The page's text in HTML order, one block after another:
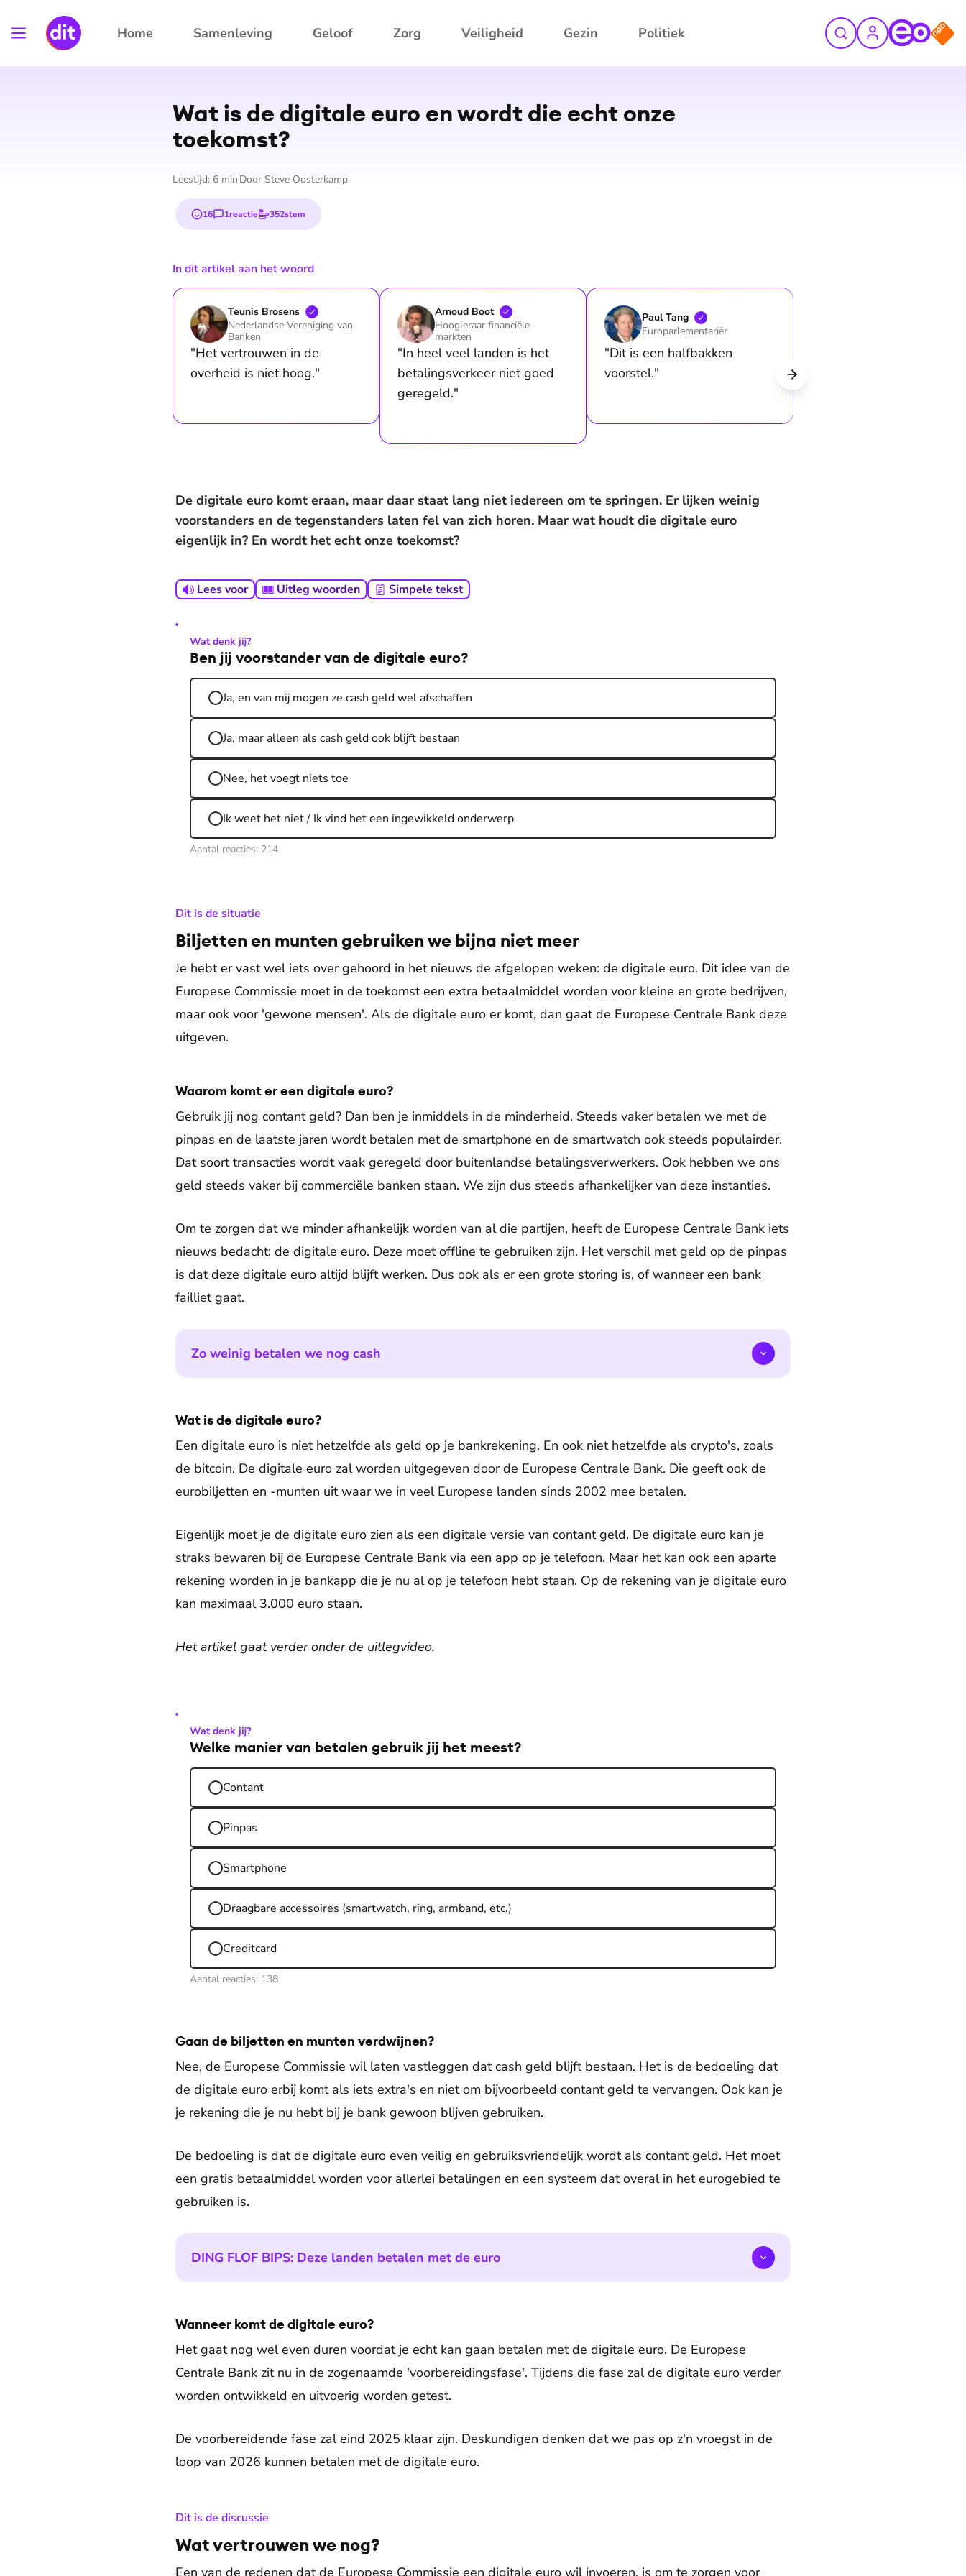
Home Samenleving Geloof Zorg Veiligheid Gezin Politiek
©ANP
Wat is de digitale euro en wordt die echt onze
toekomst?
Leestijd: 6 min Door Steve Oosterkamp
16
emojis1reactie 352stem
In dit artikel aan het woord
Teunis Brosens
Nederlandse Vereniging van
Banken
"Het vertrouwen in de
overheid is niet hoog."
Arnoud Boot
Hoogleraar financiële
markten
"In heel veel landen is het
betalingsverkeer niet goed
geregeld."
Paul Tang
Europarlementariër
"Dit is een halfbakken
voorstel."
De digitale euro komt eraan, maar daar staat lang niet iedereen om te springen. Er lijken weinig
voorstanders en de tegenstanders laten fel van zich horen. Maar wat houdt die digitale euro
eigenlijk in? En wordt het echt onze toekomst?
Lees voor Uitleg woorden Simpele tekst
Wat denk jij?
Ben jij voorstander van de digitale euro?
Ja, en van mij mogen ze cash geld wel afschaffen
Ja, maar alleen als cash geld ook blijft bestaan
Nee, het voegt niets toe
Ik weet het niet / Ik vind het een ingewikkeld onderwerp
Aantal reacties: 214
Dit is de situatie
Biljetten en munten gebruiken we bijna niet meer
Je hebt er vast wel iets over gehoord in het nieuws de afgelopen weken: de digitale euro. Dit idee van de
Europese Commissie moet in de toekomst een extra betaalmiddel worden voor kleine en grote bedrijven,
maar ook voor 'gewone mensen'. Als de digitale euro er komt, dan gaat de Europese Centrale Bank deze
uitgeven.
Waarom komt er een digitale euro?
Gebruik jij nog contant geld? Dan ben je inmiddels in de minderheid. Steeds vaker betalen we met de
pinpas en de laatste jaren wordt betalen met de smartphone en de smartwatch ook steeds populairder.
Dat soort transacties wordt vaak geregeld door buitenlandse betalingsverwerkers. Ook hebben we ons
geld steeds vaker bij commerciële banken staan. We zijn dus steeds afhankelijker van deze instanties.
Om te zorgen dat we minder afhankelijk worden van al die partijen, heeft de Europese Centrale Bank iets
nieuws bedacht: de digitale euro. Deze moet offline te gebruiken zijn. Het verschil met geld op de pinpas
is dat deze digitale euro altijd blijft werken. Dus ook als er een grote storing is, of wanneer een bank
failliet gaat.
Zo weinig betalen we nog cash
Wat is de digitale euro?
Een digitale euro is niet hetzelfde als geld op je bankrekening. En ook niet hetzelfde als crypto's, zoals
de bitcoin. De digitale euro zal worden uitgegeven door de Europese Centrale Bank. Die geeft ook de
eurobiljetten en -munten uit waar we in veel Europese landen sinds 2002 mee betalen.
Eigenlijk moet je de digitale euro zien als een digitale versie van contant geld. De digitale euro kan je
straks bewaren bij de Europese Centrale Bank via een app op je telefoon. Maar het kan ook een aparte
rekening worden in je bankapp die je nu al op je telefoon hebt staan. Op de rekening van je digitale euro
kan maximaal 3.000 euro staan.
Het artikel gaat verder onder de uitlegvideo.
De weergave van deze video vereist jouw toestemming voor
Wat denk jij?
Welke manier van betalen gebruik jij het meest?
Contant
Pinpas
Smartphone
Draagbare accessoires (smartwatch, ring, armband, etc.)
Creditcard
Aantal reacties: 138
Gaan de biljetten en munten verdwijnen?
Nee, de Europese Commissie wil laten vastleggen dat cash geld blijft bestaan. Het is de bedoeling dat
de digitale euro erbij komt als iets extra's en niet om bijvoorbeeld contant geld te vervangen. Ook kan je
je rekening die je nu hebt bij je bank gewoon blijven gebruiken.
De bedoeling is dat de digitale euro even veilig en gebruiksvriendelijk wordt als contant geld. Het moet
een gratis betaalmiddel worden voor allerlei betalingen en een systeem dat overal in het eurogebied te
gebruiken is.
DING FLOF BIPS: Deze landen betalen met de euro
Wanneer komt de digitale euro?
Het gaat nog wel even duren voordat je echt kan gaan betalen met de digitale euro. De Europese
Centrale Bank zit nu in de zogenaamde 'voorbereidingsfase'. Tijdens die fase zal de digitale euro verder
worden ontwikkeld en uitvoerig worden getest.
De voorbereidende fase zal eind 2025 klaar zijn. Deskundigen denken dat we pas op z'n vroegst in de
loop van 2026 kunnen betalen met de digitale euro.
Dit is de discussie
Wat vertrouwen we nog?
Een van de redenen dat de Europese Commissie een digitale euro wil invoeren, is om te zorgen voor